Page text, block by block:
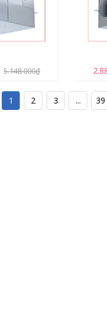
5.148.000₫
1 2 3 ... 39